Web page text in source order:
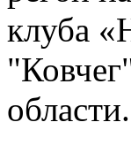
клуба
области.